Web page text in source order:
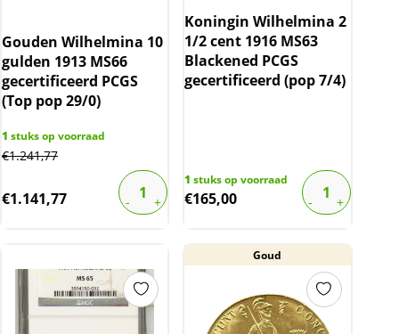
Gouden Wilhelmina 10
gulden 1913 MS66
gecertificeerd PCGS
(Top pop 29/0)
1 stuks op voorraad
€1.241,77
€1.141,77
Koningin Wilhelmina 2
1/2 cent 1916 MS63
Blackened PCGS
gecertificeerd (pop 7/4)
1 stuks op voorraad
€165,00
Goud